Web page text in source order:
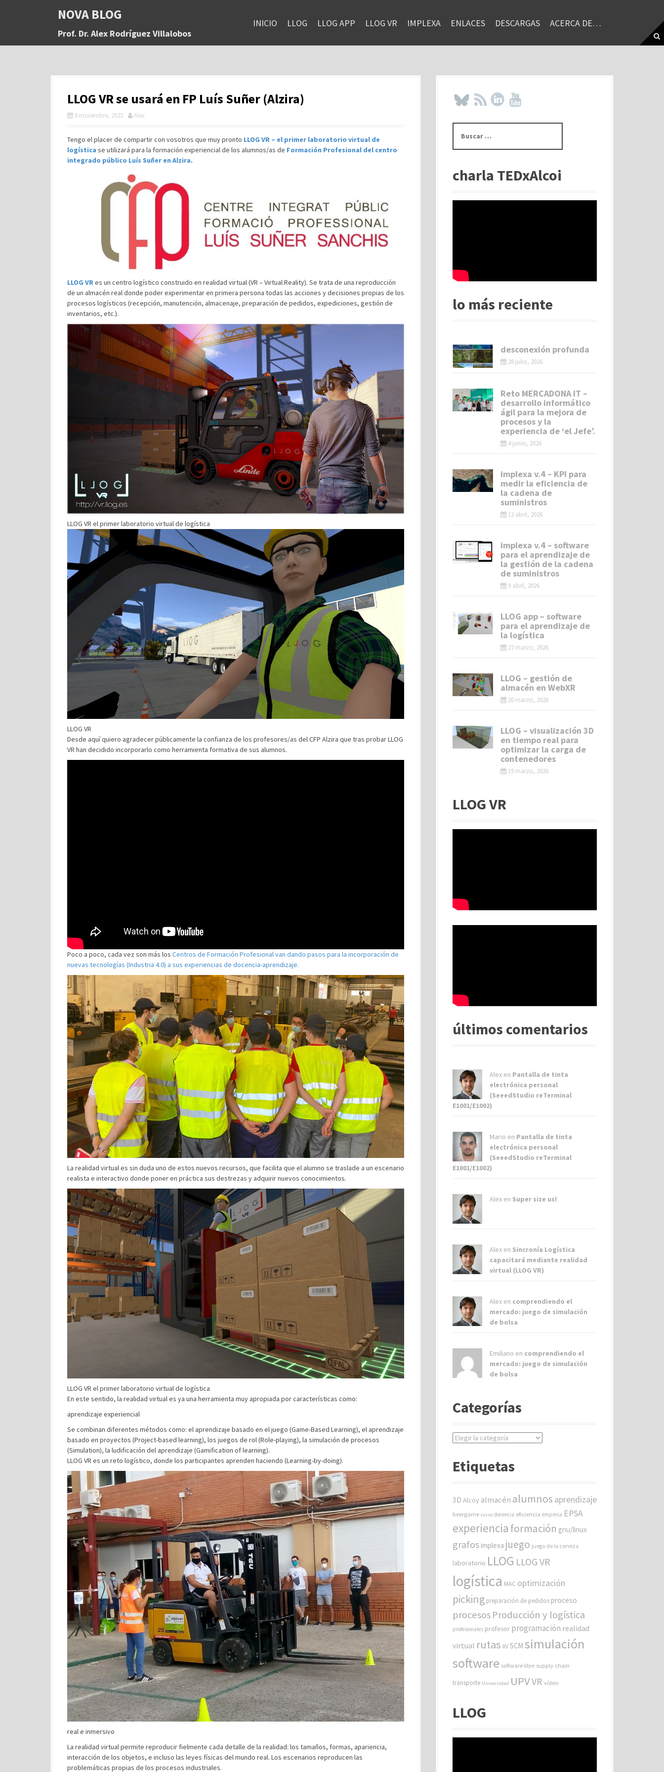
a
NOVA BLOG
Prof. Dr. Alex Rodríguez Villalobos
INICIO LLOG LLOG APP LLOG VR IMPLEXA ENLACES DESCARGAS ACERCA DE…
LLOG VR se usará en FP Luís Suñer (Alzira)
8 noviembre, 2022 Alex
Tengo el placer de compartir con vosotros que muy pronto LLOG VR – el primer laboratorio virtual de
logística se utilizará para la formación experiencial de los alumnos/as de Formación Profesional del centro
integrado público Luís Suñer en Alzira.
LLOG VRes un centro logístico construido en realidad virtual (VR – Virtual Reality). Se trata de una reproducción
de un almacén real donde poder experimentar en primera persona todas las acciones y decisiones propias de los
procesos logísticos (recepción, manutención, almacenaje, preparación de pedidos, expediciones, gestión de
inventarios, etc.).
LLOG VR el primer laboratorio virtual de logística
LLOG VR
Desde aquí quiero agradecer públicamente la confianza de los profesores/as del CFP Alzira que tras probar LLOG
VR han decidido incorporarlo como herramienta formativa de sus alumnos.
Poco a poco, cada vez son más los Centros de Formación Profesional van dando pasos para la incorporación de
nuevas tecnologías (Industria 4.0) a sus experiencias de docencia-aprendizaje.
La realidad virtual es sin duda uno de estos nuevos recursos, que facilita que el alumno se traslade a un escenario
realista e interactivo donde poner en práctica sus destrezas y adquirir nuevos conocimientos.
LLOG VR el primer laboratorio virtual de logística
En este sentido, la realidad virtual es ya una herramienta muy apropiada por características como:
aprendizaje experiencial
Se combinan diferentes métodos como: el aprendizaje basado en el juego (Game-Based Learning), el aprendizaje
basado en proyectos (Project-based learning), los juegos de rol (Role-playing), la simulación de procesos
(Simulation), la ludificación del aprendizaje (Gamification of learning).
LLOG VR es un reto logístico, donde los participantes aprenden haciendo (Learning-by-doing).
real e inmersivo
La realidad virtual permite reproducir fielmente cada detalle de la realidad: los tamaños, formas, apariencia,
interacción de los objetos, e incluso las leyes físicas del mundo real. Los escenarios reproducen las
problemáticas propias de los procesos industriales.
s
rcharla TEDxAlcoi
lo más reciente
desconexión profunda
28 julio, 2026
Reto MERCADONA IT –
desarrollo informático
ágil para la mejora de
procesos y la
experiencia de ‘el Jefe’.
4 junio, 2026
implexa v.4 – KPI para
medir la eficiencia de
la cadena de
suministros
12 abril, 2026
implexa v.4 – software
para el aprendizaje de
la gestión de la cadena
de suministros
9 abril, 2026
LLOG app – software
para el aprendizaje de
la logística
27 marzo, 2026
LLOG – gestión de
almacén en WebXR
20 marzo, 2026
LLOG – visualización 3D
en tiempo real para
optimizar la carga de
contenedores
19 marzo, 2026
LLOG VR
últimos comentarios
Alex en Pantalla de tinta
electrónica personal
(SeeedStudio reTerminal
E1001/E1002)
Mario en Pantalla de tinta
electrónica personal
(SeeedStudio reTerminal
E1001/E1002)
Alex en Super size us!
Alex en Sincronía Logística
capacitará mediante realidad
virtual (LLOG VR)
Alex en comprendiendo el
mercado: juego de simulación
de bolsa
Emiliano en comprendiendo el
mercado: juego de simulación
de bolsa
Categorías
C
e
r
s
Etiquetas
3D Alcoy almacén alumnos aprendizaje
beergame curso docencia eficiencia empresa EPSA
experiencia formación gnu/linux
grafos implexa juego juego de la cerveza
laboratorio LLOG LLOG VR
logística MAC optimización
picking preparación de pedidos proceso
procesosProducción y logística
profesionales profesor programación realidad
virtual rutas RV SCM simulación
software software libre supply chain
transporte Universidad UPVVR vídeo
LLOG